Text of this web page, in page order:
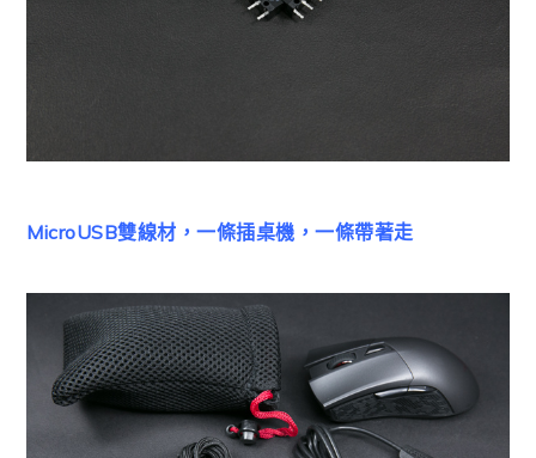
MicroUSB雙線材，一條插桌機，一條帶著走